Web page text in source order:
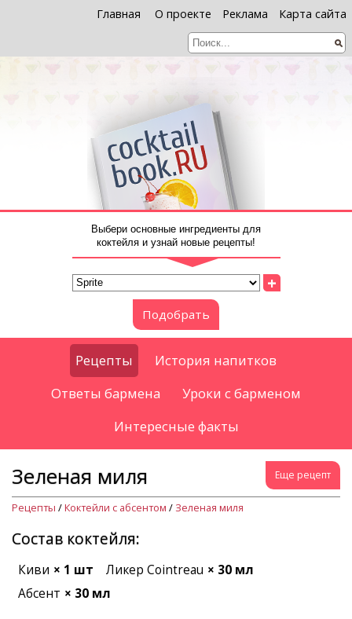
Главная О проекте Реклама Карта сайта
Выбери основные ингредиенты для
коктейля и узнай новые рецепты!
+
Подобрать
Рецепты
История напитков
Ответы бармена
Уроки с барменом
Интересные факты
Еще рецепт
Зеленая миля
Рецепты /Коктейли с абсентом / Зеленая миля
Состав коктейля:
Киви × 1 шт Ликер Cointreau × 30 мл
Абсент × 30 мл